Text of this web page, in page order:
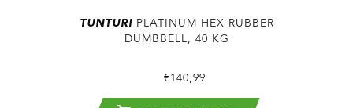
TUNTURIPLATINUM HEX RUBBER
DUMBBELL, 40 KG
€140,99